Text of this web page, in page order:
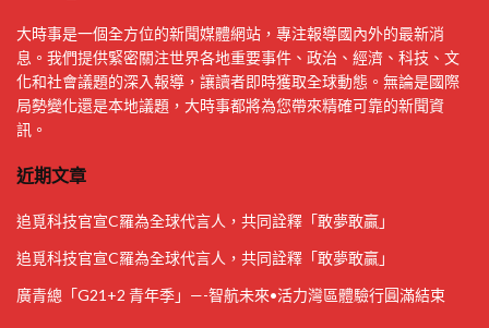
大時事是一個全方位的新聞媒體網站，專注報導國內外的最新消
息。我們提供緊密關注世界各地重要事件、政治、經濟、科技、文
化和社會議題的深入報導，讓讀者即時獲取全球動態。無論是國際
局勢變化還是本地議題，大時事都將為您帶來精確可靠的新聞資
訊。
近期文章
追覓科技官宣C羅為全球代言人，共同詮釋「敢夢敢贏」
追覓科技官宣C羅為全球代言人，共同詮釋「敢夢敢贏」
廣青總「G21+2 青年季」—-智航未來•活力灣區體驗行圓滿結束